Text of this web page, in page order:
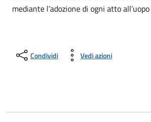
mediante l’adozione di ogni atto
Condividi Vedi azioni